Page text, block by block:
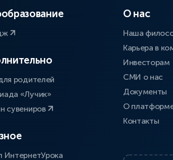
родителей
«Лучик»
сувениров
ИнтернетУрока
О нас
Наша
Карьера в
Инвесторам
СМИ о нас
Документы
О
Контакты